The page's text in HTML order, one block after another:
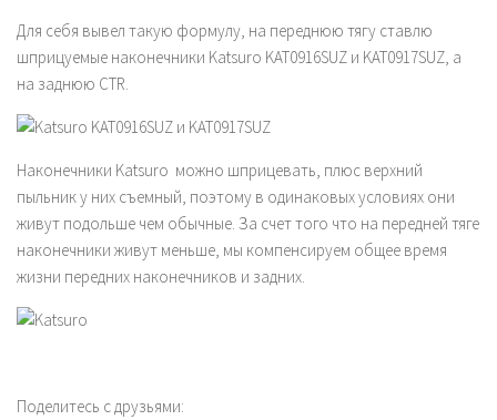
Для себя вывел такую формулу, на переднюю тягу ставлю
шприцуемые наконечники Katsuro KAT0916SUZ и KAT0917SUZ, а
на заднюю CTR.
Наконечники Katsuro можно шприцевать, плюс верхний
пыльник у них съемный, поэтому в одинаковых условиях они
живут подольше чем обычные. За счет того что на передней тяге
наконечники живут меньше, мы компенсируем общее время
жизни передних наконечников и задних.
Поделитесь с друзьями: